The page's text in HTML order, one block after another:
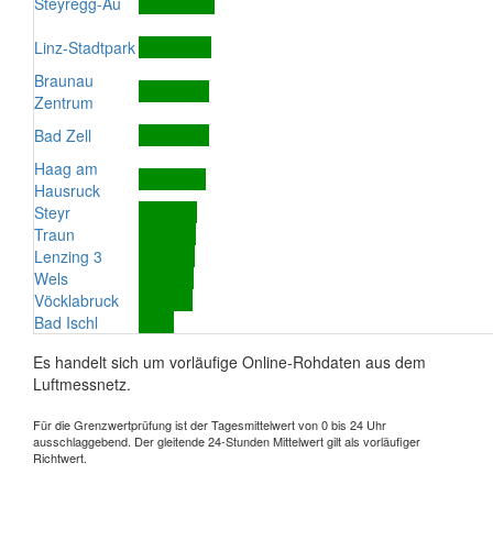
Linz-Stadtpark
Braunau
Zentrum
Bad Zell
Haag am
Hausruck
Steyr
Traun
Lenzing 3
Wels
Vöcklabruck
Bad Ischl
Es handelt sich um vorläufige Online-Rohdaten aus dem
Luftmessnetz.
Für die Grenzwertprüfung ist der Tagesmittelwert von 0 bis 24 Uhr
ausschlaggebend. Der gleitende 24-Stunden Mittelwert gilt als vorläufiger
Richtwert.